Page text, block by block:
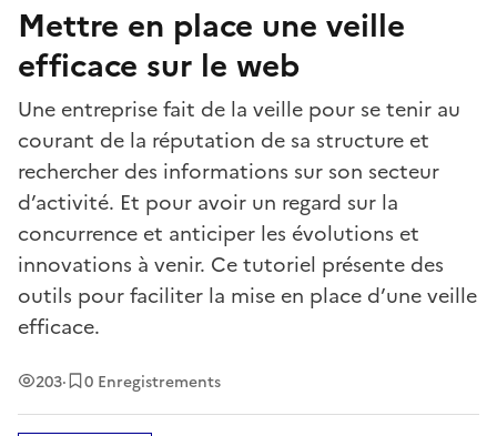
Mettre en place une veille
efficace sur le web
Une entreprise fait de la veille pour se tenir au
courant de la réputation de sa structure et
rechercher des informations sur son secteur
d’activité. Et pour avoir un regard sur la
concurrence et anticiper les évolutions et
innovations à venir. Ce tutoriel présente des
outils pour faciliter la mise en place d’une veille
efficace.
203Vues
· 0 Enregistrements